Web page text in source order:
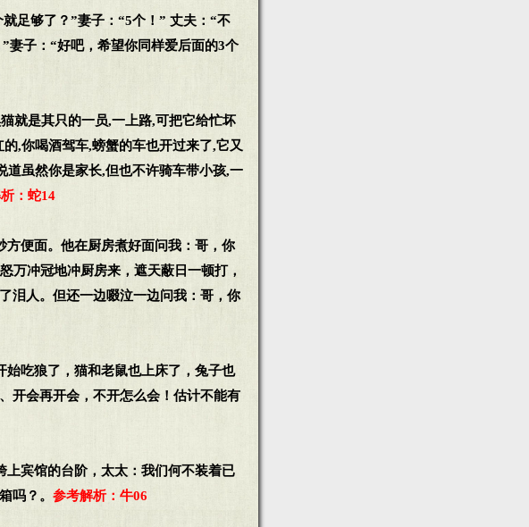
足够了？”妻子：“5个！” 丈夫：“不
妻子：“好吧，希望你同样爱后面的3个
就是其只的一员,一上路,可把它给忙坏
,你喝酒驾车,螃蟹的车也开过来了,它又
道虽然你是家长,但也不许骑车带小孩,一
：蛇14
便面。他在厨房煮好面问我：哥，你
万冲冠地冲厨房来，遮天蔽日一顿打，
泪人。但还一边啜泣一边问我：哥，你
吃狼了，猫和老鼠也上床了，兔子也
开会再开会，不开怎么会！估计不能有
宾馆的台阶，太太：我们何不装着已
吗？。参考解析：牛06